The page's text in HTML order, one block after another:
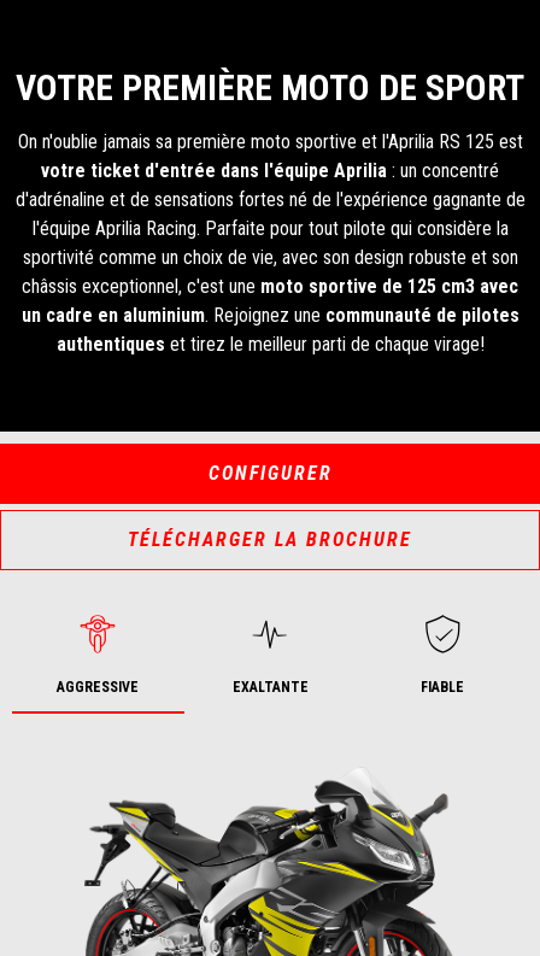
VOTRE PREMIÈRE MOTO DE SPORT
On n'oublie jamais sa première moto sportive et l'Aprilia RS 125 est
votre ticket d'entrée dans l'équipe Aprilia : un concentré
d'adrénaline et de sensations fortes né de l'expérience gagnante de
l'équipe Aprilia Racing. Parfaite pour tout pilote qui considère la
sportivité comme un choix de vie, avec son design robuste et son
châssis exceptionnel, c'est une moto sportive de 125 cm3 avec
un cadre en aluminium. Rejoignez une communauté de pilotes
authentiques et tirez le meilleur parti de chaque virage!
CONFIGURER
TÉLÉCHARGER LA BROCHURE
AGGRESSIVE EXALTANTE FIABLE